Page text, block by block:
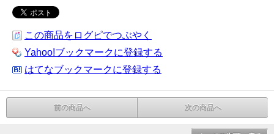
この商品をログピでつぶやく
Yahoo!ブックマークに登録する
はてなブックマークに登録する
前の商品へ 次の商品へ